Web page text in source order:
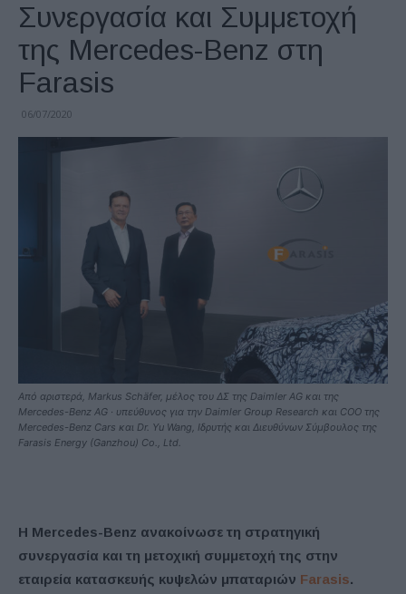
Συνεργασία και Συμμετοχή
της Mercedes-Benz στη
Farasis
06/07/2020
Από αριστερά, Markus Schäfer, μέλος του ΔΣ της Daimler AG και της
Mercedes-Benz AG · υπεύθυνος για την Daimler Group Research και COO της
Mercedes-Benz Cars και Dr. Yu Wang, Ιδρυτής και Διευθύνων Σύμβουλος της
Farasis Energy (Ganzhou) Co., Ltd.
Η Mercedes-Benz ανακοίνωσε τη στρατηγική
συνεργασία και τη μετοχική συμμετοχή της στην
εταιρεία κατασκευής κυψελών μπαταριών Farasis.